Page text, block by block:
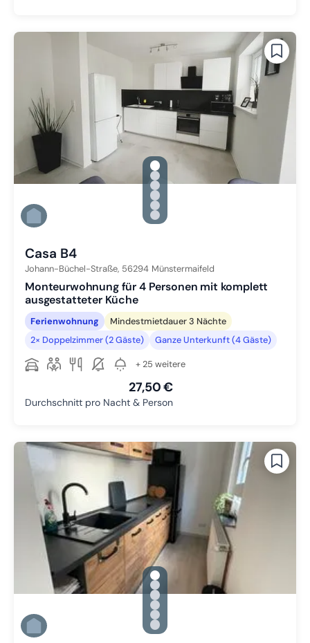
gallery.slide_selector
Zu Slide 1 wechseln
Zu Slide 2 wechseln
Zu Slide 3 wechseln
Zu Slide 4 wechseln
Zu Slide 5 wechseln
Zu Slide 6 wechseln
Casa B4
Johann-Büchel-Straße, 56294 Münstermaifeld
Monteurwohnung für 4 Personen mit komplett
ausgestatteter Küche
Ferienwohnung
Mindestmietdauer 3 Nächte
2× Doppelzimmer (2 Gäste)
Ganze Unterkunft (4 Gäste)
+ 25 weitere
27,50 €
Durchschnitt pro Nacht & Person
gallery.slide_selector
Zu Slide 1 wechseln
Zu Slide 2 wechseln
Zu Slide 3 wechseln
Zu Slide 4 wechseln
Zu Slide 5 wechseln
Zu Slide 6 wechseln